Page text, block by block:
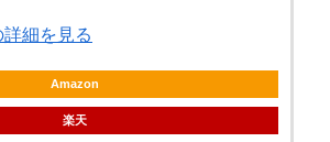
細を見る
Amazon
楽天